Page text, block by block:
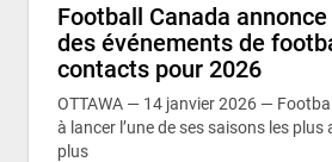
Football Canada
des événements de
contacts pour 2026
OTTAWA — 14 janvier 2026 —
à lancer l’une de ses saisons les
plus